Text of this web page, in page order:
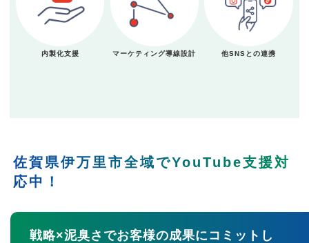
内製化支援 マーケティング導線設計 他SNSとの連携
佐賀県伊万里市全域でYouTube支援対
応中！
戦略×泥臭さでお客様の成果にコミットし